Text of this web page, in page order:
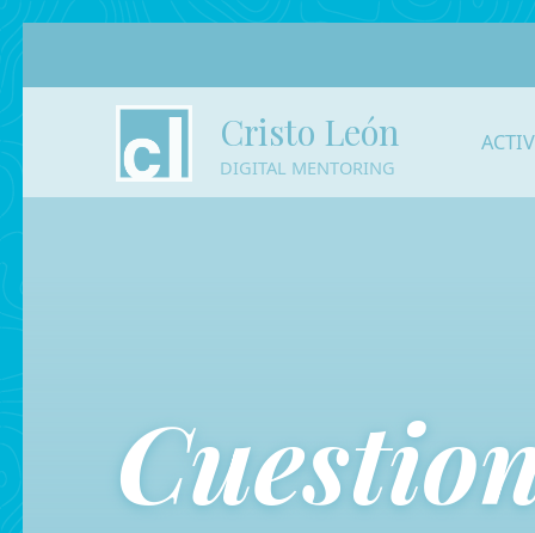
Cristo León
DIGITAL MENTORING